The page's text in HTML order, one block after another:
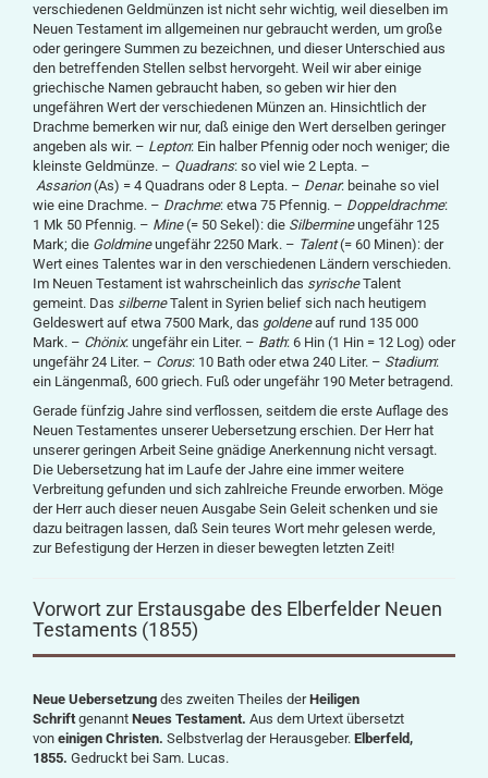
verschiedenen Geldmünzen ist nicht sehr wichtig, weil dieselben im
Neuen Testament im allgemeinen nur gebraucht werden, um große
oder geringere Summen zu bezeichnen, und dieser Unterschied aus
den betreffenden Stellen selbst hervorgeht. Weil wir aber einige
griechische Namen gebraucht haben, so geben wir hier den
ungefähren Wert der verschiedenen Münzen an. Hinsichtlich der
Drachme bemerken wir nur, daß einige den Wert derselben geringer
angeben als wir. – Lepton: Ein halber Pfennig oder noch weniger; die
kleinste Geldmünze. – Quadrans: so viel wie 2 Lepta. –
Assarion(As) = 4 Quadrans oder 8 Lepta. – Denar: beinahe so viel
wie eine Drachme. – Drachme: etwa 75 Pfennig. – Doppeldrachme:
1 Mk 50 Pfennig. – Mine(= 50 Sekel): die Silbermineungefähr 125
Mark; die Goldmineungefähr 2250 Mark. – Talent(= 60 Minen): der
Wert eines Talentes war in den verschiedenen Ländern verschieden.
Im Neuen Testament ist wahrscheinlich das syrischeTalent
gemeint. Das silberneTalent in Syrien belief sich nach heutigem
Geldeswert auf etwa 7500 Mark, das goldeneauf rund 135 000
Mark. – Chönix: ungefähr ein Liter. – Bath: 6 Hin (1 Hin = 12 Log) oder
ungefähr 24 Liter. – Corus: 10 Bath oder etwa 240 Liter. – Stadium:
ein Längenmaß, 600 griech. Fuß oder ungefähr 190 Meter betragend.
Gerade fünfzig Jahre sind verflossen, seitdem die erste Auflage des
Neuen Testamentes unserer Uebersetzung erschien. Der Herr hat
unserer geringen Arbeit Seine gnädige Anerkennung nicht versagt.
Die Uebersetzung hat im Laufe der Jahre eine immer weitere
Verbreitung gefunden und sich zahlreiche Freunde erworben. Möge
der Herr auch dieser neuen Ausgabe Sein Geleit schenken und sie
dazu beitragen lassen, daß Sein teures Wort mehr gelesen werde,
zur Befestigung der Herzen in dieser bewegten letzten Zeit!
Vorwort zur Erstausgabe des Elberfelder Neuen
Testaments (1855)
Neue Uebersetzung des zweiten Theiles derHeiligen
Schriftgenannt Neues Testament. Aus dem Urtext übersetzt
von einigen Christen. Selbstverlag der Herausgeber. Elberfeld,
1855. Gedruckt bei Sam. Lucas.